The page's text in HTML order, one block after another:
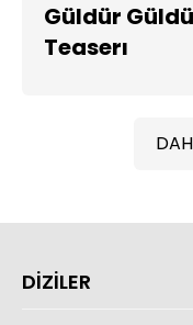
Güldür
Teaserı
DİZİLER